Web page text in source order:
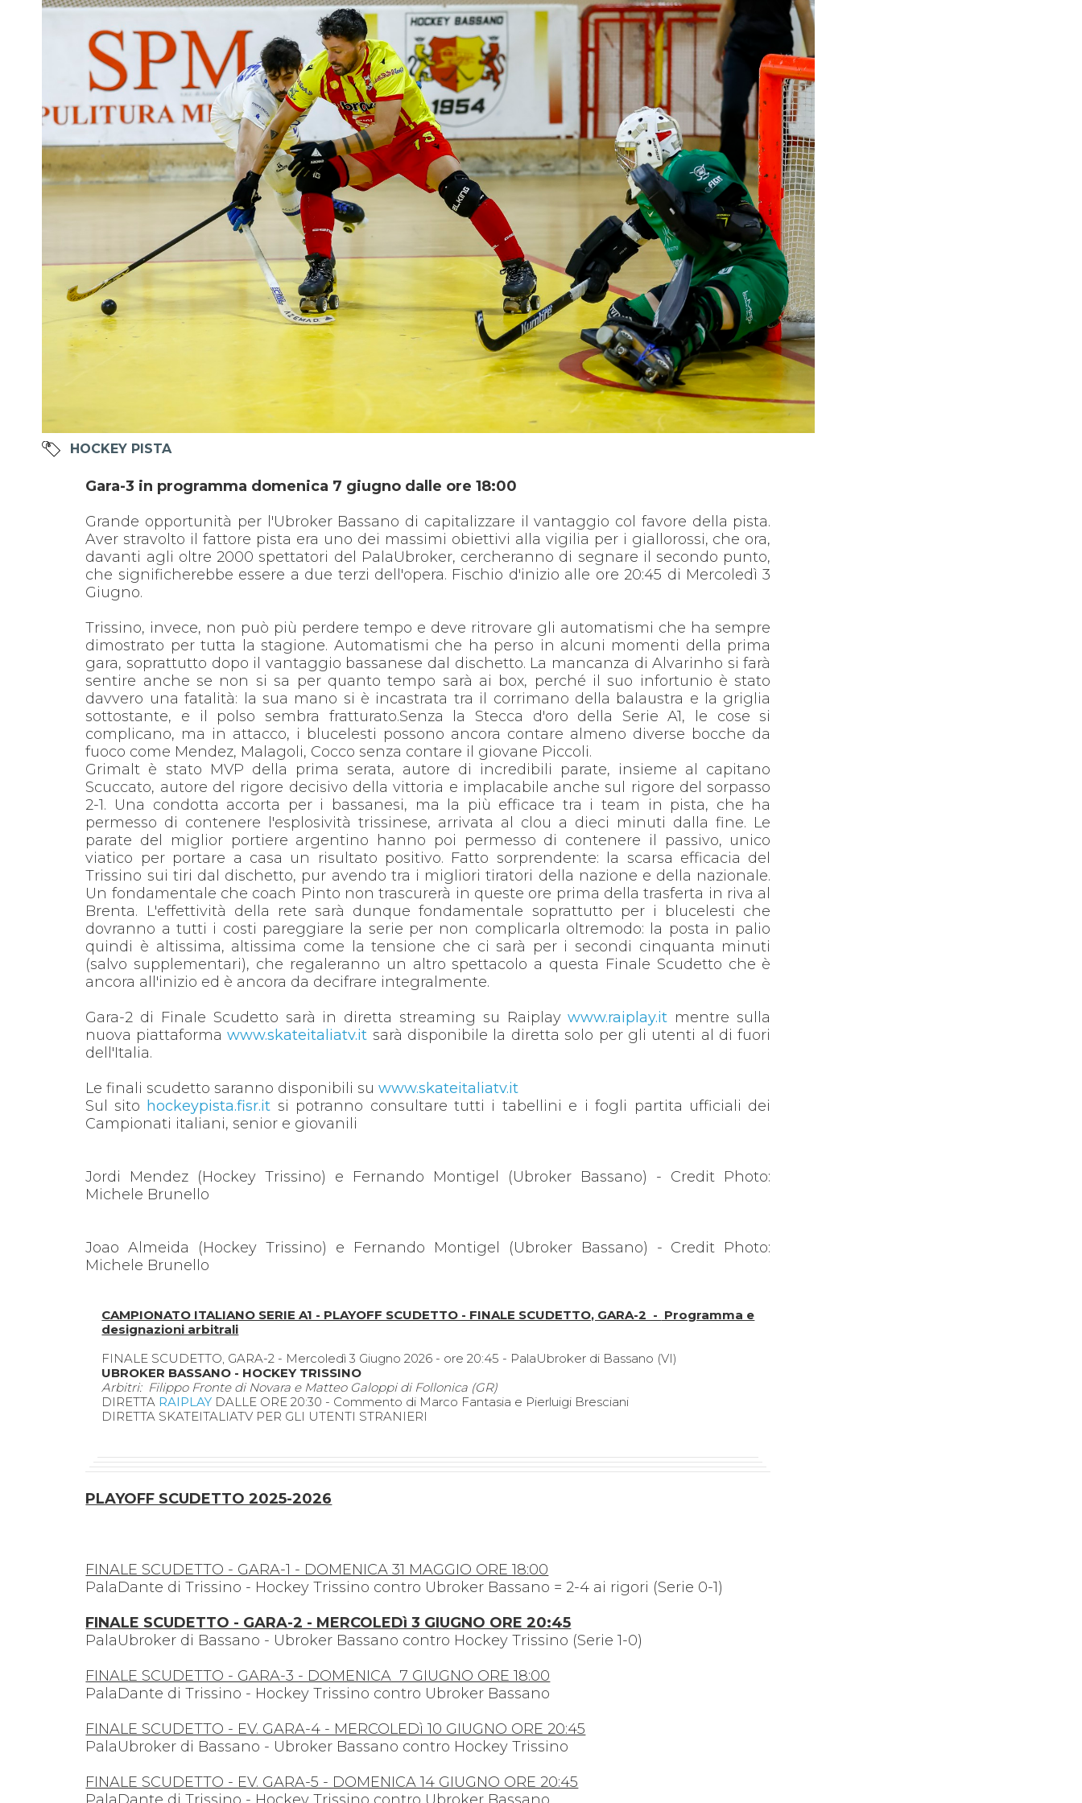
HOCKEY PISTA
Gara-3 in programma domenica 7 giugno dalle ore 18:00
Grande opportunità per l'Ubroker Bassano di capitalizzare il vantaggio col favore della pista.
Aver stravolto il fattore pista era uno dei massimi obiettivi alla vigilia per i giallorossi, che ora,
davanti agli oltre 2000 spettatori del PalaUbroker, cercheranno di segnare il secondo punto,
che significherebbe essere a due terzi dell'opera. Fischio d'inizio alle ore 20:45 di Mercoledì 3
Giugno.
Trissino, invece, non può più perdere tempo e deve ritrovare gli automatismi che ha sempre
dimostrato per tutta la stagione. Automatismi che ha perso in alcuni momenti della prima
gara, soprattutto dopo il vantaggio bassanese dal dischetto. La mancanza di Alvarinho si farà
sentire anche se non si sa per quanto tempo sarà ai box, perché il suo infortunio è stato
davvero una fatalità: la sua mano si è incastrata tra il corrimano della balaustra e la griglia
sottostante, e il polso sembra fratturato.Senza la Stecca d'oro della Serie A1, le cose si
complicano, ma in attacco, i blucelesti possono ancora contare almeno diverse bocche da
fuoco come Mendez, Malagoli, Cocco senza contare il giovane Piccoli.
Grimalt è stato MVP della prima serata, autore di incredibili parate, insieme al capitano
Scuccato, autore del rigore decisivo della vittoria e implacabile anche sul rigore del sorpasso
2-1. Una condotta accorta per i bassanesi, ma la più efficace tra i team in pista, che ha
permesso di contenere l'esplosività trissinese, arrivata al clou a dieci minuti dalla fine. Le
parate del miglior portiere argentino hanno poi permesso di contenere il passivo, unico
viatico per portare a casa un risultato positivo. Fatto sorprendente: la scarsa efficacia del
Trissino sui tiri dal dischetto, pur avendo tra i migliori tiratori della nazione e della nazionale.
Un fondamentale che coach Pinto non trascurerà in queste ore prima della trasferta in riva al
Brenta. L'effettività della rete sarà dunque fondamentale soprattutto per i blucelesti che
dovranno a tutti i costi pareggiare la serie per non complicarla oltremodo: la posta in palio
quindi è altissima, altissima come la tensione che ci sarà per i secondi cinquanta minuti
(salvo supplementari), che regaleranno un altro spettacolo a questa Finale Scudetto che è
ancora all'inizio ed è ancora da decifrare integralmente.
Gara-2 di Finale Scudetto sarà in diretta streaming su Raiplaywww.raiplay.it mentre sulla
nuova piattaformawww.skateitaliatv.it sarà disponibile la diretta solo per gli utenti al di fuori
dell'Italia.
Le finali scudetto saranno disponibili suwww.skateitaliatv.it
Sul sito hockeypista.fisr.it si potranno consultare tutti i tabellini e i fogli partita ufficiali dei
Campionati italiani, senior e giovanili
Jordi Mendez (Hockey Trissino) e Fernando Montigel (Ubroker Bassano) - Credit Photo:
Michele Brunello
Joao Almeida (Hockey Trissino) e Fernando Montigel (Ubroker Bassano) - Credit Photo:
Michele Brunello
CAMPIONATO ITALIANO SERIE A1 - PLAYOFF SCUDETTO - FINALE SCUDETTO, GARA-2 - Programma e
designazioni arbitrali
FINALE SCUDETTO, GARA-2 - Mercoledì 3 Giugno 2026 - ore 20:45 - PalaUbroker di Bassano (VI)
UBROKER BASSANO - HOCKEY TRISSINO
Arbitri: Filippo Fronte di Novara e Matteo Galoppi di Follonica (GR)
DIRETTA RAIPLAY DALLE ORE 20:30 - Commento di Marco Fantasia e Pierluigi Bresciani
DIRETTA SKATEITALIATV PER GLI UTENTI STRANIERI
PLAYOFF SCUDETTO 2025-2026
FINALE SCUDETTO - GARA-1 - DOMENICA 31 MAGGIO ORE 18:00
PalaDante di Trissino - Hockey Trissino contro Ubroker Bassano = 2-4 ai rigori (Serie 0-1)
FINALE SCUDETTO - GARA-2 - MERCOLEDì 3 GIUGNO ORE 20:45
PalaUbroker di Bassano - Ubroker Bassano contro Hockey Trissino (Serie 1-0)
FINALE SCUDETTO - GARA-3 - DOMENICA 7 GIUGNO ORE 18:00
PalaDante di Trissino - Hockey Trissino contro Ubroker Bassano
FINALE SCUDETTO - EV. GARA-4 - MERCOLEDì 10 GIUGNO ORE 20:45
PalaUbroker di Bassano - Ubroker Bassano contro Hockey Trissino
FINALE SCUDETTO - EV. GARA-5 - DOMENICA 14 GIUGNO ORE 20:45
SKATE4ALL
Mappa del sito Calendario Ricerca Impianti Photogallery Privacy Policy Cookie policy